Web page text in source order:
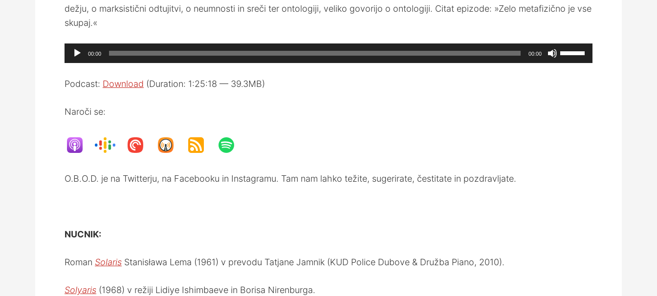
dežju, o marksistični odtujitvi, o neumnosti in sreči ter ontologiji, veliko govorijo o ontologiji. Citat epizode: »Zelo metafizično je vse
skupaj.«
Audio
Player
00:00 00:00
Use
Up/Down
Podcast: Download (Duration: 1:25:18 — 39.3MB)
Naroči se:
O.B.O.D. je na Twitterju, na Facebooku in Instagramu. Tam nam lahko težite, sugerirate, čestitate in pozdravljate.
NUCNIK:
Roman Solaris Stanisława Lema (1961) v prevodu Tatjane Jamnik (KUD Police Dubove & Družba Piano, 2010).
Solyaris (1968) v režiji Lidiye Ishimbaeve in Borisa Nirenburga.